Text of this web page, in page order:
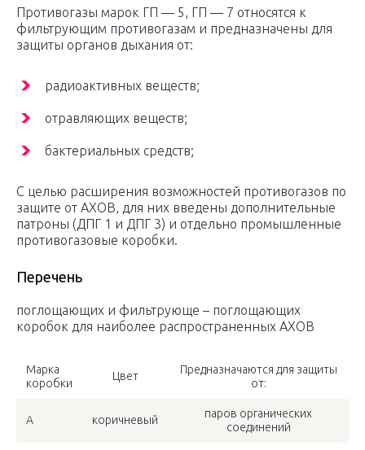
Противогазы марок ГП — 5, ГП — 7 относятся к
фильтрующим противогазам и предназначены для
защиты органов дыхания от:
радиоактивных веществ;
отравляющих веществ;
бактериальных средств;
С целью расширения возможностей противогазов по
защите от АХОВ, для них введены дополнительные
патроны (ДПГ 1 и ДПГ 3) и отдельно промыш­ленные
противогазовые коробки.
Перечень
поглощающих и фильтрующе – поглощающих
коробок для наиболее распространенных АХОВ
Марка
коробки
Цвет
Предназначаются для защиты
от:
А коричневый
паров органических
соединений